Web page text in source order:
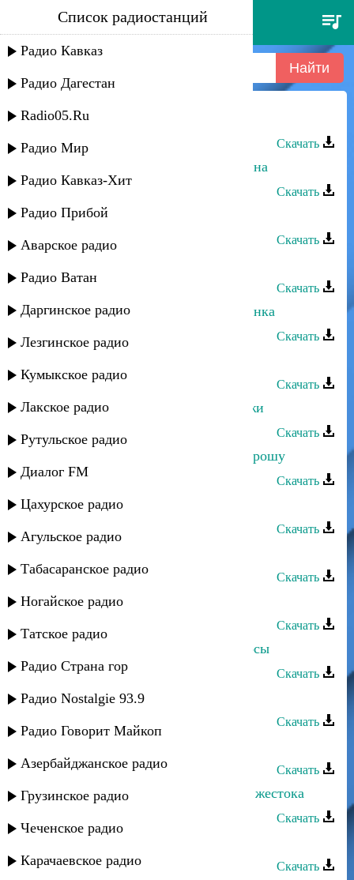
влад разинский - любимая моя
Список радиостанций
Радио Кавказ
Радио Дагестан
Radio05.Ru
Радио Мир
Радио Кавказ-Хит
Радио Прибой
Аварское радио
Радио Ватан
Даргинское радио
Лезгинское радио
Кумыкское радио
Лакское радио
Рутульское радио
Диалог FM
Цахурское радио
Агульское радио
Табасаранское радио
Ногайское радио
Татское радио
Радио Страна гор
Радио Nostalgie 93.9
Радио Говорит Майкоп
Азербайджанское радио
Грузинское радио
Чеченское радио
Карачаевское радио
Влад Разинский - Любимая моя
Скачать
Влад Разинский - Любимая женщина
Скачать
Влад Разинский - Сусанночка
Скачать
Скачать
Влад Разинский - Армянская лезгинка
Скачать
Скачать
Влад Разинский - Помоги, подскажи
Скачать
Влад Разинский - Помолюсь и попрошу
Скачать
Влад Разинский - Судьба
Скачать
Скачать
Влад Разинский - Воды Арыка
Скачать
Влад Разинский - Отца седые волосы
Скачать
Влад Разинский - Облака
Скачать
Скачать
Влад Разинский - А любовь порой жестока
Скачать
Скачать